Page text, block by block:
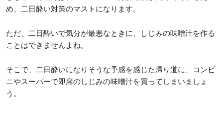
め、二日酔い対策のマストになります。
ただ、二日酔いで気分が最悪なときに、しじみの味噌汁を作る
ことはできませんよね。
そこで、二日酔いになりそうな予感を感じた帰り道に、コンビ
ニやスーパーで即席のしじみの味噌汁を買ってしまいましょ
う。